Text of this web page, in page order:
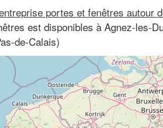
portes et fenêtres autour
est disponibles à Agnez-les-
de-Calais)